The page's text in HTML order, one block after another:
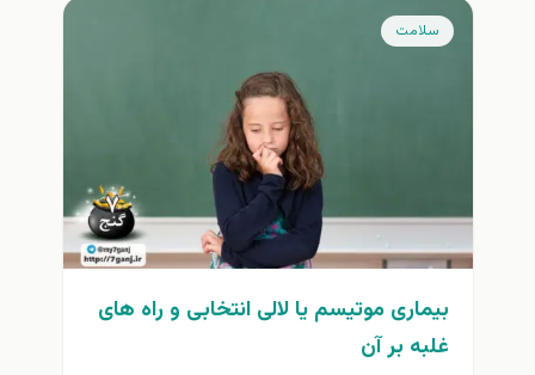
سلامت
بیماری موتیسم یا لالی انتخابی و راه های
غلبه بر آن